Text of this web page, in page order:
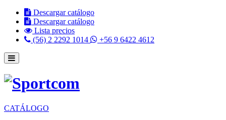
Descargar catálogo
Descargar catálogo
Lista precios
(56) 2 2292 1014
+56 9 6422 4612
CATÁLOGO